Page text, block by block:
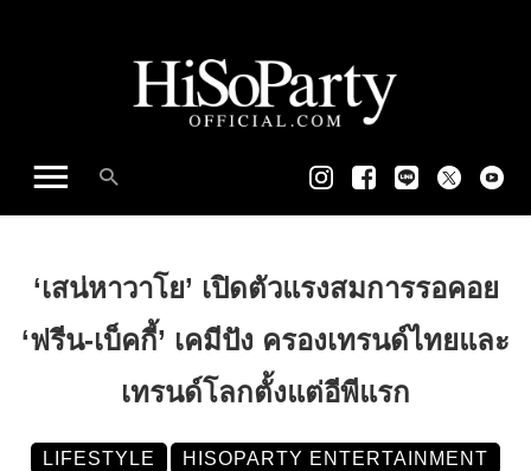
‘เสน่หาวาโย’ เปิดตัวแรงสมการรอคอย
‘ฟรีน-เบ็คกี้’ เคมีปัง ครองเทรนด์ไทยและ
เทรนด์โลกตั้งแต่อีพีแรก
LIFESTYLE HISOPARTY ENTERTAINMENT